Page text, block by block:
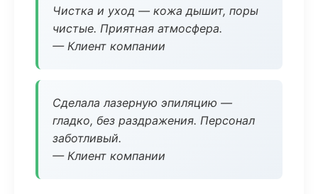
Чистка и уход — кожа дышит, поры
чистые. Приятная атмосфера.
— Клиент компании
Сделала лазерную эпиляцию —
гладко, без раздражения. Персонал
заботливый.
— Клиент компании